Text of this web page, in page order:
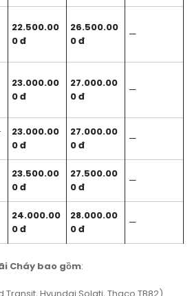
22.500.00
0 đ
26.500.00
0 đ
—
23.000.00
0 đ
27.000.00
0 đ
—
23.000.00
0 đ
27.000.00
0 đ
—
23.500.00
0 đ
27.500.00
0 đ
—
24.000.00
0 đ
28.000.00
0 đ
—
Cháy bao gồm: